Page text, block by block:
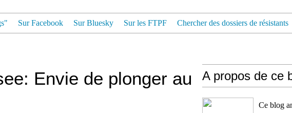
Sur Facebook Sur Bluesky Sur les FTPF Chercher des dossiers de résistants
Envie de plonger au
A propos de ce
Ce blog